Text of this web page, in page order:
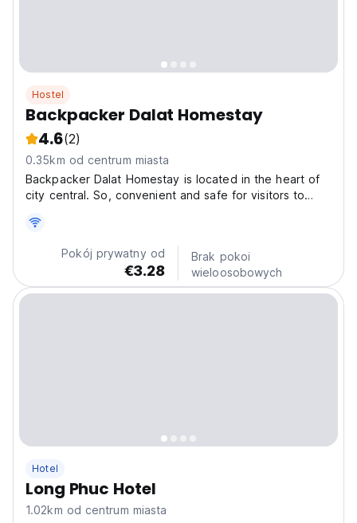
Hostel
Backpacker Dalat Homestay
4.6(2)
0.35km od centrum miasta
Backpacker Dalat Homestay is located in the heart of
city central. So, convenient and safe for visitors to
meters to Dalat market, 120 meters to financial Center:
Exim-bank, Sacombank, Agricultural Bank, Vietti...
Pokój prywatny od
€3.28
Brak pokoi
wieloosobowych
Hotel
Long Phuc Hotel
1.02km od centrum miasta